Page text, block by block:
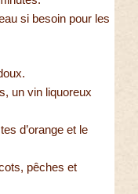
si besoin pour les
un vin liquoreux
d’orange et le
pêches et